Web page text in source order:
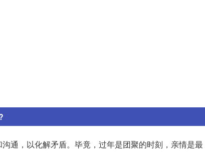
通，以化解矛盾。毕竟，过年是团聚的时刻，亲情是最